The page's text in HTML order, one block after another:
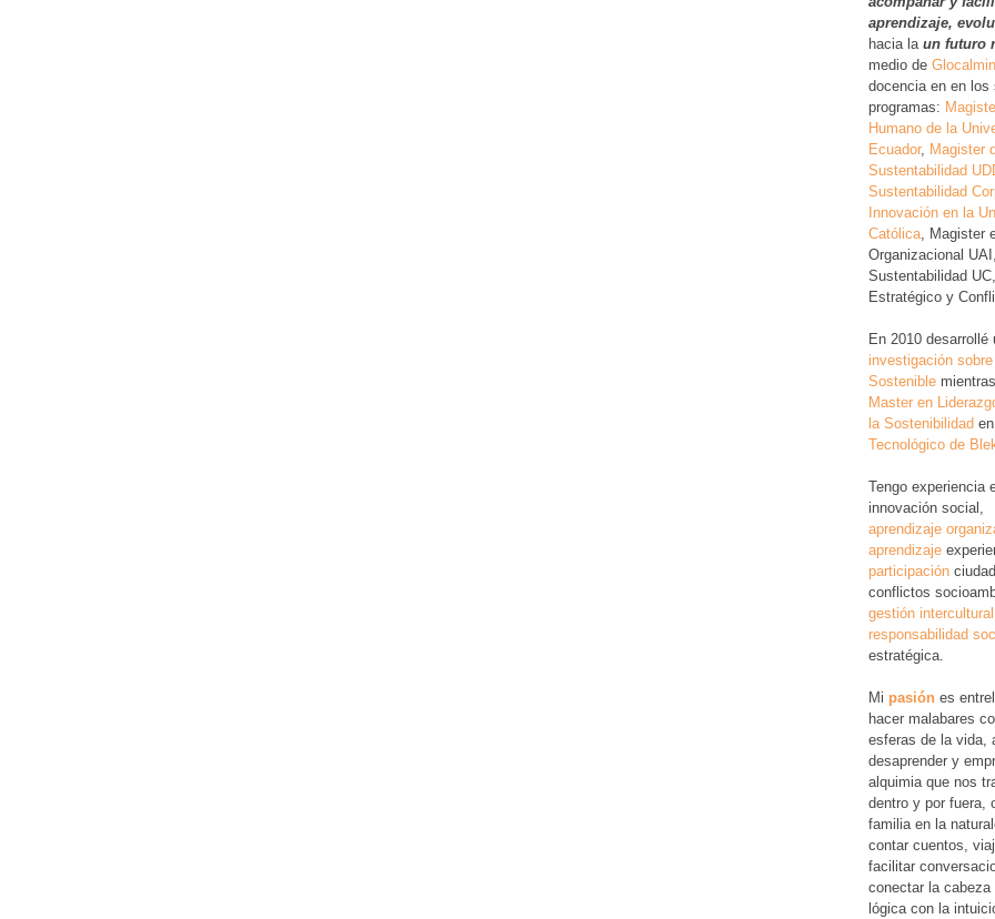
aprendizaje,
hacia la un futuro
medio de
docencia en en los
programas:
Humano de la
Ecuador, Magister
Sustentabilidad
Sustentabilidad
Innovación en la
Católica , Magister
Organizacional
Sustentabilidad
Estratégico y
En 2010 desarrollé
investigación
Sostenible
Master en
la Sostenibilidad
Tecnológico de
Tengo experiencia
innovación social,
aprendizaje
aprendizaje
participación
conflictos
gestión intercultural
responsabilidad
estratégica.
Mi pasión es
hacer malabares
esferas de la vida,
desaprender y
alquimia que nos
dentro y por fuera,
familia en la
contar cuentos,
facilitar
conectar la
lógica con la